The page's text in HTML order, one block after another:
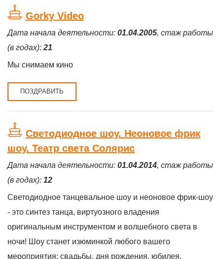
Gorky Video
Дата начала деятельности: 01.04.2005, стаж работы
(в годах): 21
Мы снимаем кино
ПОЗДРАВИТЬ
Светодиодное шоу. Неоновое фрик
шоу. Театр света Солярис
Дата начала деятельности: 01.04.2014, стаж работы
(в годах): 12
Светодиодное танцевальное шоу и неоновое фрик-шоу
- это синтез танца, виртуозного владения
оригинальным инструментом и волшебного света в
ночи! Шоу станет изюминкой любого вашего
мероприятия: свадьбы, дня рождения, юбилея,